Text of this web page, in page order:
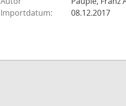
Importdatum:
08.12.2017